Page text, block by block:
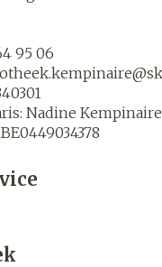
95 06
Nadine Kempinaire
BE0449034378